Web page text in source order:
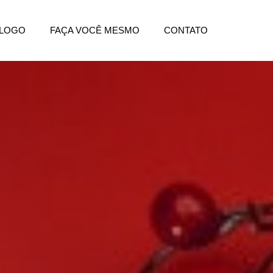
FAÇA VOCÊ MESMO CONTATO